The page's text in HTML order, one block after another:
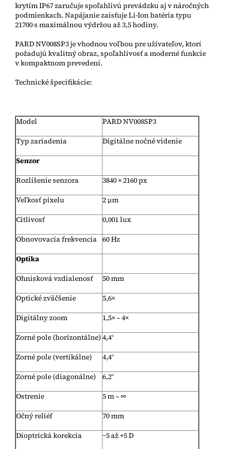
krytím IP67 zaručuje spoľahlivú prevádzku aj v náročných
podmienkach. Napájanie zaisťuje Li-Ion batéria typu
21700 s maximálnou výdržou až 3,5 hodiny.
PARD NV008SP3 je vhodnou voľbou pre užívateľov, ktorí
požadujú kvalitný obraz, spoľahlivosť a moderné funkcie
v kompaktnom prevedení.
Technické špecifikácie:
Model
PARD NV008SP3
Typ zariadenia
Digitálne nočné videnie
Senzor
Rozlíšenie senzora
3840 × 2160 px
Veľkosť pixelu
2 µm
Citlivosť
0,001 lux
Obnovovacia frekvencia 60 Hz
Optika
Ohnisková vzdialenosť
50 mm
Optické zväčšenie
5,6×
Digitálny zoom
1,5× – 4×
Zorné pole (horizontálne) 4,4°
Zorné pole (vertikálne)
4,4°
Zorné pole (diagonálne)
6,2°
Ostrenie
5 m – ∞
Očný reliéf
70 mm
Dioptrická korekcia
−5 až +5 D